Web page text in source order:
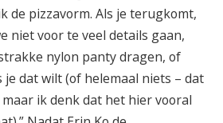
de pizzavorm. Als je terugkomt,
niet voor te veel details gaan,
nylon panty dragen, of
dat wilt (of helemaal niets – dat
ik denk dat het hier vooral